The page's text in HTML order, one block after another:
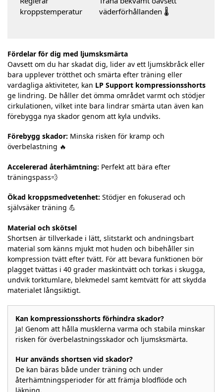
kroppstemperatur
väderförhållanden 🌡️
Fördelar för dig med ljumsksmärta
Oavsett om du har skadat dig, lider av ett ljumskbråck eller
bara upplever trötthet och smärta efter träning eller
vardagliga aktiviteter, kan LP Support kompressionsshorts
ge lindring. De håller det ömma området varmt och stödjer
cirkulationen, vilket inte bara lindrar smärta utan även kan
förebygga nya skador genom att kyla undviks.
Förebygg skador: Minska risken för kramp och
överbelastning 🔥
Accelererad återhämtning: Perfekt att bära efter
träningspass💨
Ökad kroppsmedvetenhet: Stödjer en fokuserad och
självsäker träning 💪
Material och skötsel
Shortsen är tillverkade i lätt, slitstarkt och andningsbart
material som känns mjukt mot huden och bibehåller sin
kompression tvätt efter tvätt. För att bevara funktionen bör
plagget tvättas i 40 grader maskintvätt och torkas i skugga,
undvik torktumlare, blekmedel samt kemtvätt för att skydda
materialet långsiktigt.
Kan kompressionsshorts förhindra skador?
Ja! Genom att hålla musklerna varma och stabila minskar
risken för överbelastningsskador och ljumsksmärta.
Hur används shortsen vid skador?
De kan bäras både under träning och under
återhämtningsperioder för att främja blodflöde och